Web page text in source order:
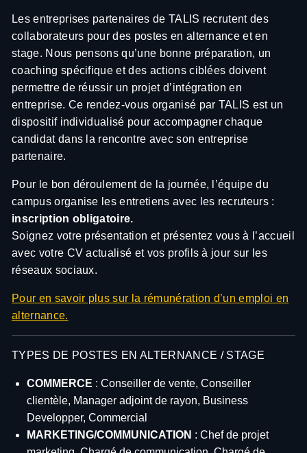
Les entreprises partenaires de TALIS recrutent des
collaborateurs pour des postes en alternance et en
stage. Nous pensons qu’une bonne préparation, un
coaching spécifique et des actions ciblées doivent
permettre de réussir un projet d’intégration en
entreprise. Ce rendez-vous organisé par TALIS est un
dispositif individualisé pour accompagner chaque
candidat dans la rencontre avec son entreprise
partenaire.
Pour le bon déroulement de la journée, l’équipe du
campus organise les entretiens avec les recruteurs :
inscription obligatoire.
Soignez votre présentation et présentez vous à l’accueil
avec votre CV actualisé et vos profils à jour sur les
réseaux sociaux.
Pour en savoir plus sur la rémunération d’un emploi en
alternance.
TYPES DE POSTES EN ALTERNANCE / STAGE
COMMERCE : Conseiller de vente, Conseiller
clientèle, Manager adjoint de rayon, Business
Developper, Commercial
MARKETING/COMMUNICATION : Chef de projet